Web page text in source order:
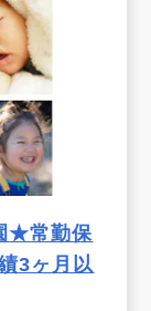
★常勤保
3ヶ月以